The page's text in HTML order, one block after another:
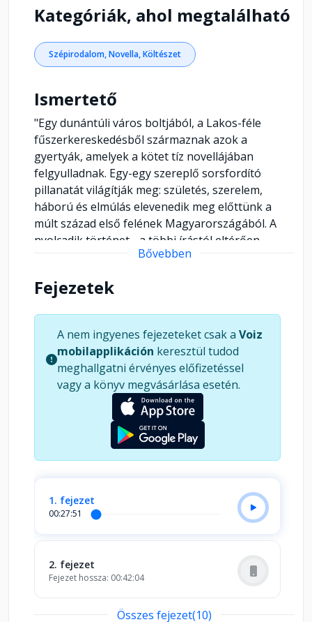
Kategóriák, ahol megtalálható
Szépirodalom, Novella, Költészet
Ismertető
"Egy dunántúli város boltjából, a Lakos-féle
fűszerkereskedésből származnak azok a
gyertyák, amelyek a kötet tíz novellájában
felgyulladnak. Egy-egy szereplő sorsfordító
pillanatát világítják meg: születés, szerelem,
háború és elmúlás elevenedik meg előttünk a
múlt század első felének Magyarországából. A
nyolcadik történet - a többi írástól eltérően -
napló formában, megrázó részleteséggel
mindennapjait. Fekete István a második
hónapon belül újra kellett nyomni, és azóta is
számos kiadást élt meg. A mostani kiadvány az
első, 1947-es szöveg felújított változata. “
Bővebben
Fejezetek
A nem ingyenes fejezeteket csak a Voiz
mobilapplikáción keresztül tudod
meghallgatni érvényes előfizetéssel
vagy a könyv megvásárlása esetén.
1. fejezet
00:27:51
2. fejezet
Fejezet hossza: 00:42:04
Összes fejezet(10)